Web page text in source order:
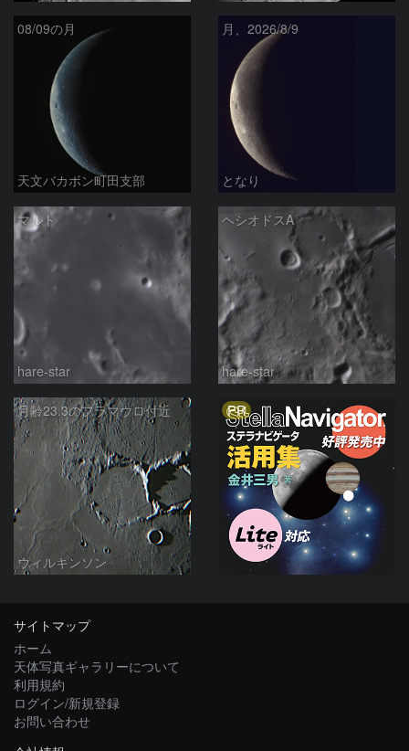
08/09の月
天文バカボン町田支部
月、2026/8/9
となり
マルト
hare-star
ヘシオドスA
hare-star
月齢23.3のフラマウロ付近
ウィルキンソン
PR
サイトマップ
ホーム
天体写真ギャラリーについて
利用規約
ログイン/新規登録
お問い合わせ